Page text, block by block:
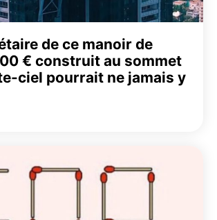
de ce manoir de
€ construit au sommet
ciel pourrait ne jamais y